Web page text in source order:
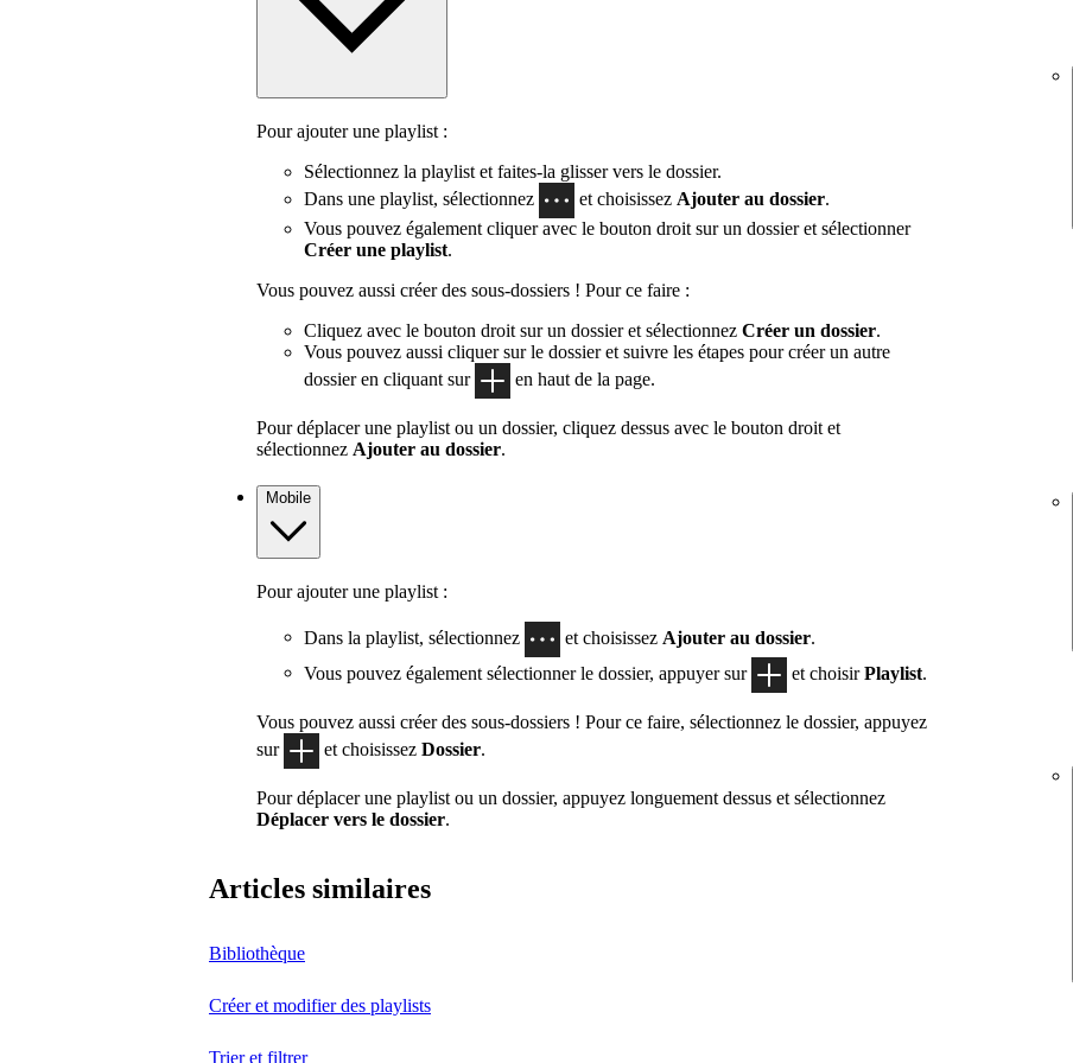
Pour ajouter une playlist :
Sélectionnez la playlist et faites-la glisser vers le dossier.
Dans une playlist, sélectionnez
et choisissez Ajouter au dossier.
Vous pouvez également cliquer avec le bouton droit sur un dossier et sélectionner
Créer une playlist.
Vous pouvez aussi créer des sous-dossiers ! Pour ce faire :
Cliquez avec le bouton droit sur un dossier et sélectionnez Créer un dossier.
Vous pouvez aussi cliquer sur le dossier et suivre les étapes pour créer un autre
dossier en cliquant sur
en haut de la page.
Pour déplacer une playlist ou un dossier, cliquez dessus avec le bouton droit et
sélectionnez Ajouter au dossier.
Mobile
Pour ajouter une playlist :
Dans la playlist, sélectionnez et choisissez Ajouter au dossier
Vous pouvez également sélectionner le dossier, appuyer sur
et choisirPlaylist
Vous pouvez aussi créer des sous-dossiers ! Pour ce faire, sélectionnez le dossier, appuyez
sur
et choisissez Dossier
Pour déplacer une playlist ou un dossier, appuyez longuement dessus et sélectionnez
Déplacer vers le dossier.
Articles similaires
Bibliothèque
Créer et modifier des playlists
Trier et filtrer